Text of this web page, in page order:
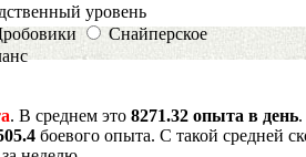
уровень
Снайперское
. В среднем это 8271.32 опыта в день.
боевого опыта. С такой средней